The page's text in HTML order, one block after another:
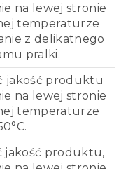
na lewej stronie
temperaturze
z delikatnego
pralki.
jakość produktu
na lewej stronie
temperaturze
jakość produktu,